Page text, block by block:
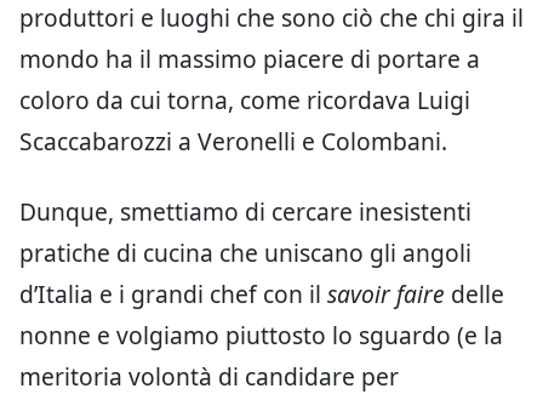
produttori e luoghi che sono ciò che chi gira il
mondo ha il massimo piacere di portare a
coloro da cui torna, come ricordava Luigi
Scaccabarozzi a Veronelli e Colombani.
Dunque, smettiamo di cercare inesistenti
pratiche di cucina che uniscano gli angoli
d’Italia e i grandi chef con il savoir faire delle
nonne e volgiamo piuttosto lo sguardo (e la
meritoria volontà di candidare per